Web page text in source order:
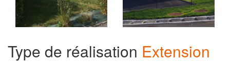
Type de réalisation Extension